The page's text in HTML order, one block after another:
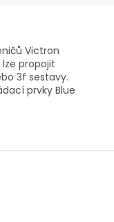
Victron
propojit
3f sestavy.
prvky Blue